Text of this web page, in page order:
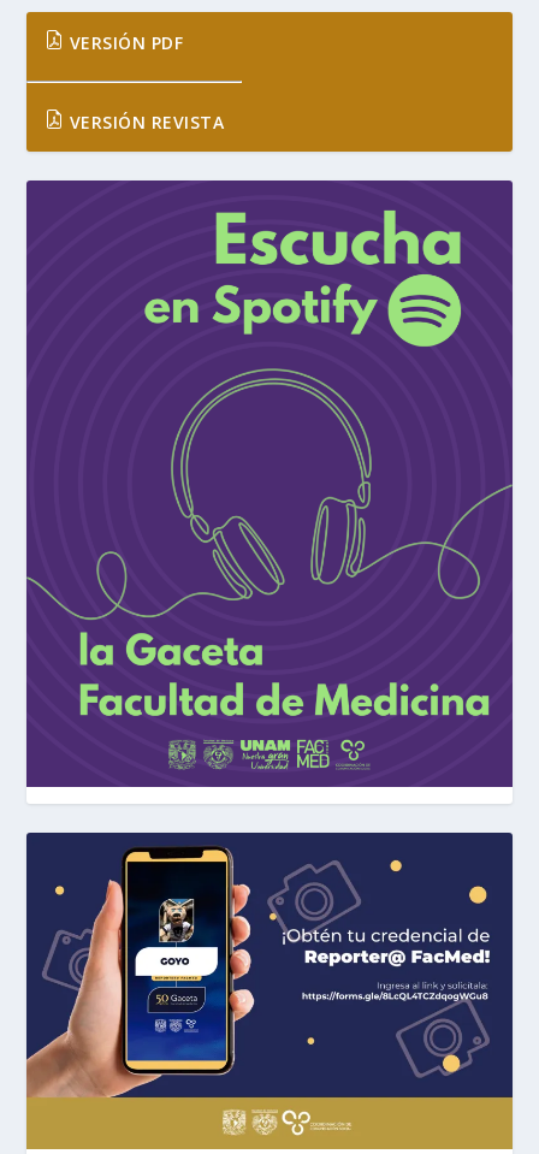
VERSIÓN PDF
VERSIÓN REVISTA